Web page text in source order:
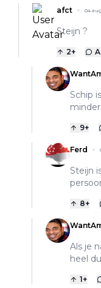
afct 04
Steijn ?
2+
Schip
9+
Ferd
Steijn
8+
Als je
heel
1+